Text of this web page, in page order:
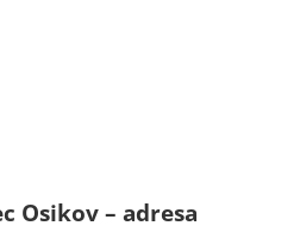
Osikov – adresa